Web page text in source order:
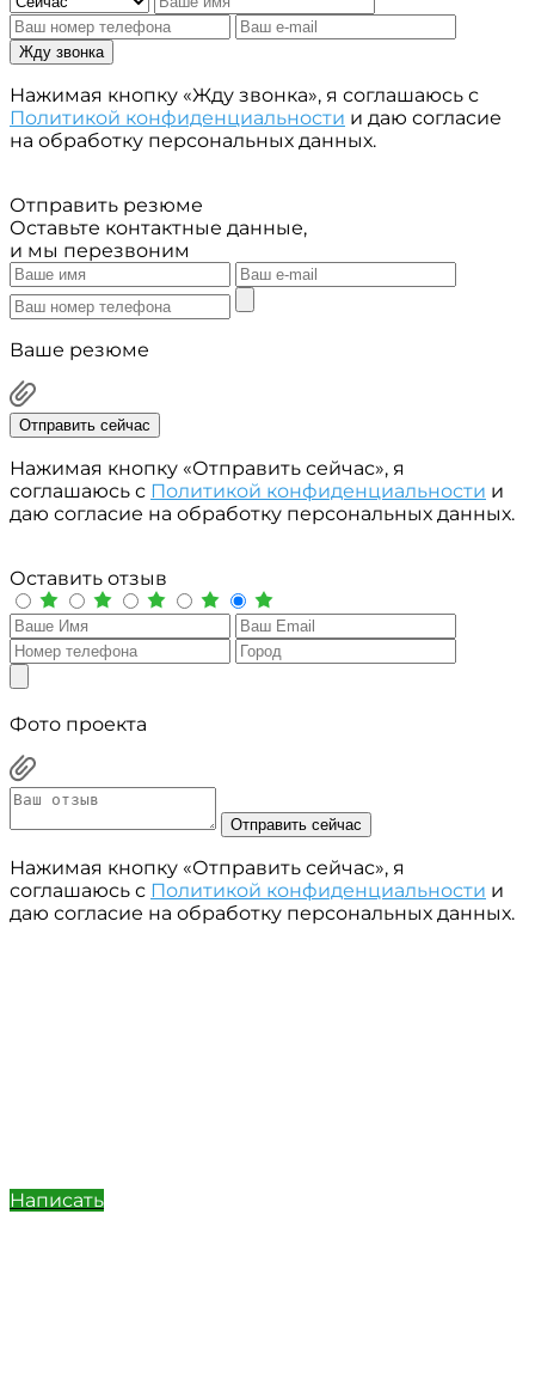
Жду звонка
Нажимая кнопку «Жду звонка», я соглашаюсь с
Политикой конфиденциальности и даю согласие
на обработку персональных данных.
Отправить резюме
Оставьте контактные данные,
и мы перезвоним
Ваше резюме
Отправить сейчас
Нажимая кнопку «Отправить сейчас», я
соглашаюсь с Политикой конфиденциальности и
даю согласие на обработку персональных данных.
Оставить отзыв
Фото проекта
Отправить сейчас
Нажимая кнопку «Отправить сейчас», я
соглашаюсь с Политикой конфиденциальности и
даю согласие на обработку персональных данных.
Написать